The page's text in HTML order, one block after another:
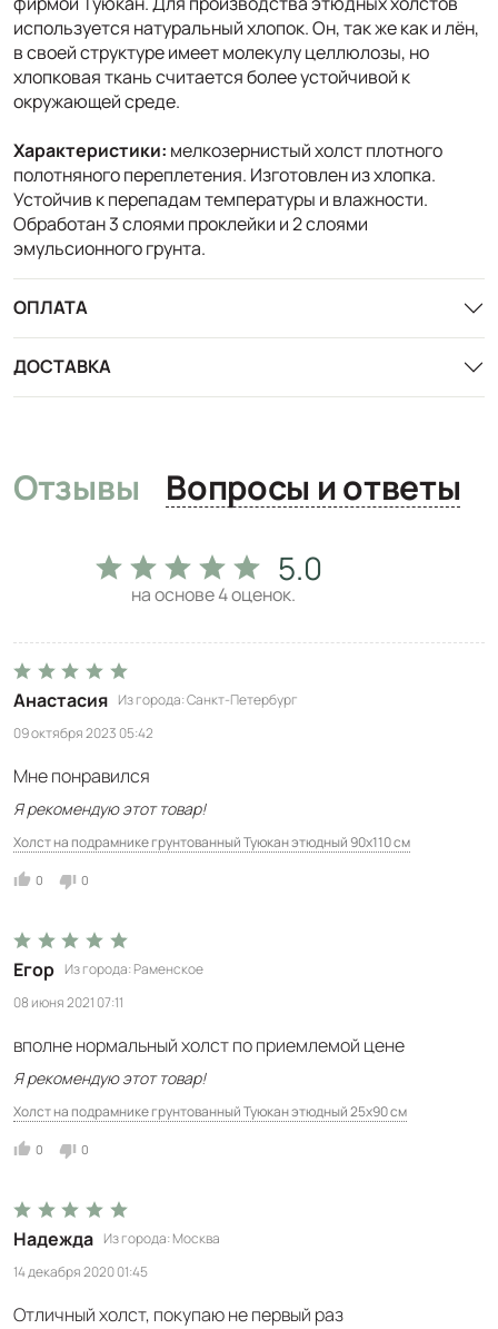
используется натуральный хлопок. Он, так же как и лён,
в своей структуре имеет молекулу целлюлозы, но
хлопковая ткань считается более устойчивой к
окружающей среде.
Характеристики: мелкозернистый холст плотного
полотняного переплетения. Изготовлен из хлопка.
Устойчив к перепадам температуры и влажности.
Обработан 3 слоями проклейки и 2 слоями
эмульсионного грунта.
ОПЛАТА
ДОСТАВКА
Отзывы Вопросы и ответы
5.0
на основе4оценок.
Анастасия Из города Санкт-Петербург
09 октября 2023 05:42
Мне понравился
Я рекомендую этот товар!
Холст на подрамнике грунтованный Туюкан этюдный 90x110 см
0 0
Егор Из города Раменское
08 июня 2021 07:11
вполне нормальный холст по приемлемой цене
Я рекомендую этот товар!
Холст на подрамнике грунтованный Туюкан этюдный 25x90 см
0 0
Надежда Из города Москва
14 декабря 2020 01:45
Отличный холст, покупаю не первый раз